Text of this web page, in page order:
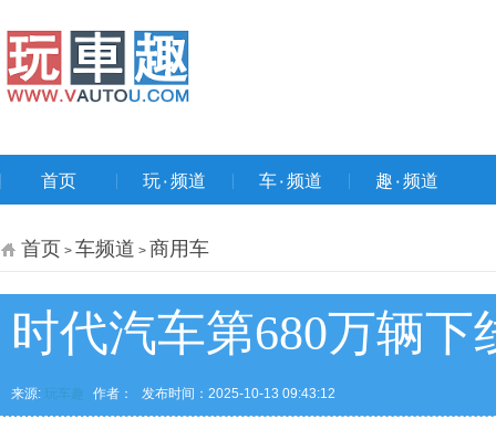
首页 玩۰频道 车۰频道 趣۰频道
首页 > 车频道 > 商用车
时代汽车第680万辆
来源: 玩车趣 作者： 发布时间：2025-10-13 09:43:12